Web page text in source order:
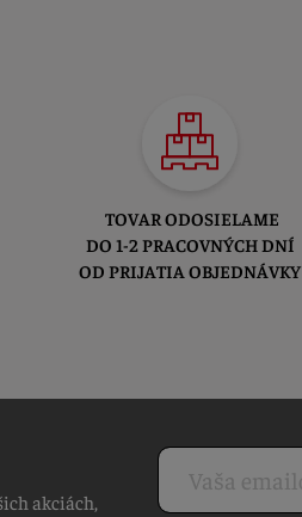
TOVAR ODOSIELAME
DO 1-2 PRACOVNÝCH DNÍ
OD PRIJATIA OBJEDNÁVKY
akciách,